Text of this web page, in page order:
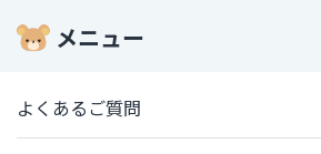
メニュー
よくあるご質問